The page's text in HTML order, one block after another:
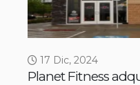
17 Dic, 2024
Planet Fitness